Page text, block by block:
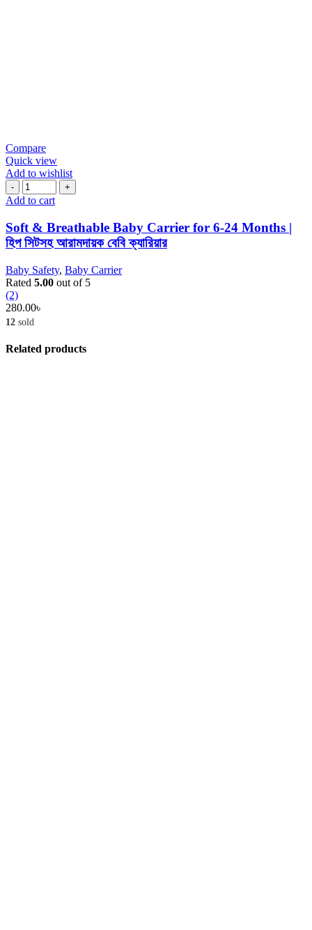
Compare
Quick view
Add to wishlist
Add to cart
Soft & Breathable Baby Carrier for 6-24 Months |
হিপ সিটসহ আরামদায়ক বেবি ক্যারিয়ার
Baby Safety, Baby Carrier
Rated 5.00 out of 5
(2)
280.00৳
12 sold
Related products